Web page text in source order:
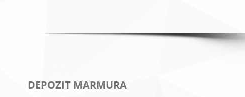
DEPOZIT MARMURA